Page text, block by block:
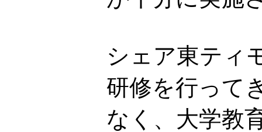
シェア東ティ
研修を行って
なく、大学教